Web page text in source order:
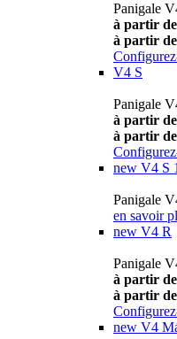
Panigale
à partir
à partir
V4 S
Panigale
à partir
à partir
new V4 S
Panigale
en savoir
new V4 R
Panigale
à partir
à partir
new V4